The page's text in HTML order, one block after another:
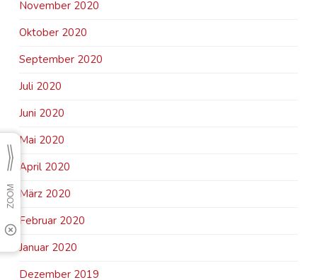
November 2020
Oktober 2020
September 2020
Juli 2020
Juni 2020
Mai 2020
April 2020
März 2020
Februar 2020
Januar 2020
Dezember 2019